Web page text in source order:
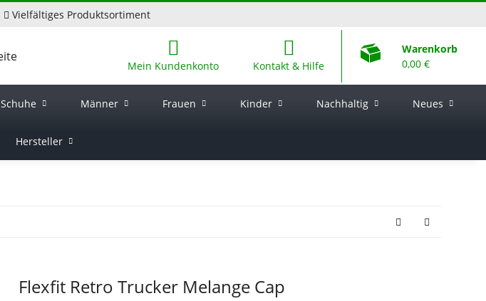
Vielfältiges Produktsortiment
Mein Kundenkonto Kontakt & Hilfe
Warenkorb
0,00 €
Schuhe Männer Frauen Kinder Nachhaltig Neues
Hersteller
Flexfit Retro Trucker Melange Cap